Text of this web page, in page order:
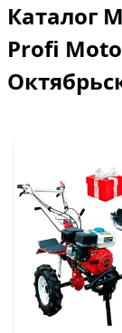
Каталог
Profi